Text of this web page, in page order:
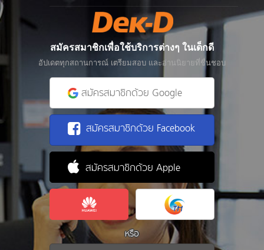
สมัครสมาชิกเพื่อใช้บริการต่างๆ ในเด็กดี
อัปเดตทุกสถานการณ์ เตรียมสอบ และอ่านนิยายที่ชื่นชอบ
สมัครสมาชิกด้วย Google
สมัครสมาชิกด้วย Facebook
สมัครสมาชิกด้วย Apple
หรือ